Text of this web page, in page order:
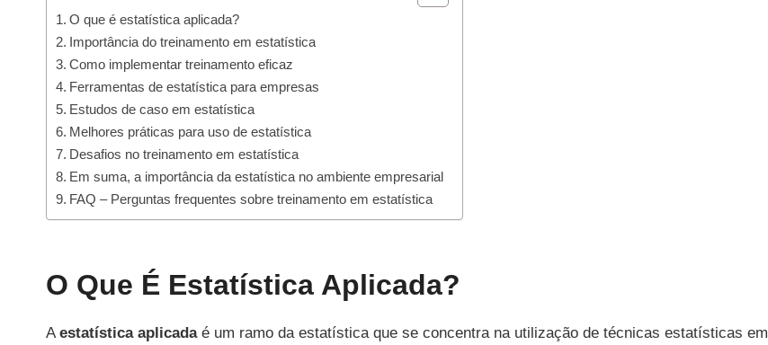
O que é estatística aplicada?
Importância do treinamento em estatística
Como implementar treinamento eficaz
Ferramentas de estatística para empresas
Estudos de caso em estatística
Melhores práticas para uso de estatística
Desafios no treinamento em estatística
Em suma, a importância da estatística no ambiente empresarial
FAQ – Perguntas frequentes sobre treinamento em estatística
O Que É Estatística Aplicada?
A estatística aplicadaé um ramo da estatística que se concentra na utilização de técnicas estatísticas em